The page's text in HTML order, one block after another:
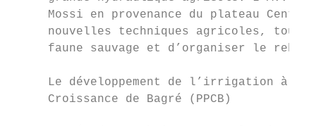
Mossi en provenance du plateau
nouvelles techniques agricoles, tout
faune sauvage et d’organiser le
Le développement de l’irrigation à
     Croissance de Bagré (PPCB)